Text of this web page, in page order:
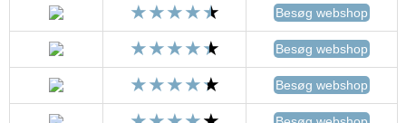
Besøg webshop
Besøg webshop
Besøg webshop